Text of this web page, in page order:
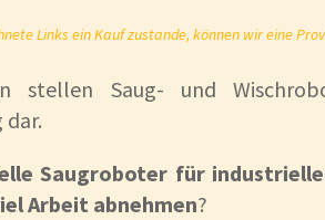
Links ein Kauf zustande, können wir eine
stellen Saug- und
Saugroboter für
Arbeit abnehmen?